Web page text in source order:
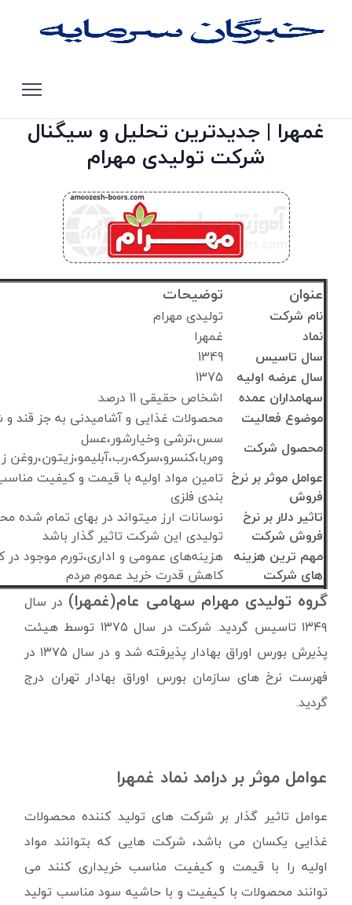
غمهرا | جدیدترین تحلیل و سیگنال
شرکت تولیدی مهرام
عنوان توضیحات
نام شرکت
تولیدی مهرام
نماد
غمهرا
سال تاسیس
1349
سال عرضه اولیه
1375
سهامداران عمده
اشخاص حقیقی 11 درصد
موضوع فعالیت
محصولات غذایی و آشامیدنی به جز قند و
محصول شرکت
سس،ترشی وخیارشور،عسل
ومربا،کنسرو،سرکه،رب،آبلیمو،زیتون،روغن
عوامل موثر بر نرخ
فروش
تامین مواد اولیه با قیمت و کیفیت
بندی فلزی
تاثیر دلار بر نرخ
فروش شرکت
نوسانات ارز میتواند در بهای تمام شده
تولیدی این شرکت تاثیر گذار باشد
مهم ترین هزینه
های شرکت
هزینه‌های عمومی و اداری،تورم موجود در
کاهش قدرت خرید عموم مردم
گروه تولیدی مهرام سهامی عام(غمهرا) در سال
۱۳۴۹ تاسیس گردید. شرکت در سال ۱۳۷۵ توسط هیئت
پذیرش بورس اوراق بهادار پذیرفته شد و در سال ۱۳۷۵ در
فهرست نرخ های سازمان بورس اوراق بهادار تهران درج
گردید.
عوامل موثر بر درامد نماد غمهرا
عوامل تاثیر گذار بر شرکت های تولید کننده محصولات
غذایی یکسان می باشد، شرکت هایی که بتوانند مواد
اولیه را با قیمت و کیفیت مناسب خریداری کنند می
توانند محصولات با کیفیت و با حاشیه سود مناسب تولید